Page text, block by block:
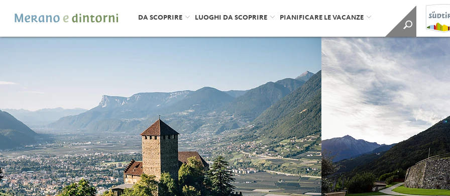
DA SCOPRIRE LUOGHI DA SCOPRIRE PIANIFICARE LE VACANZE